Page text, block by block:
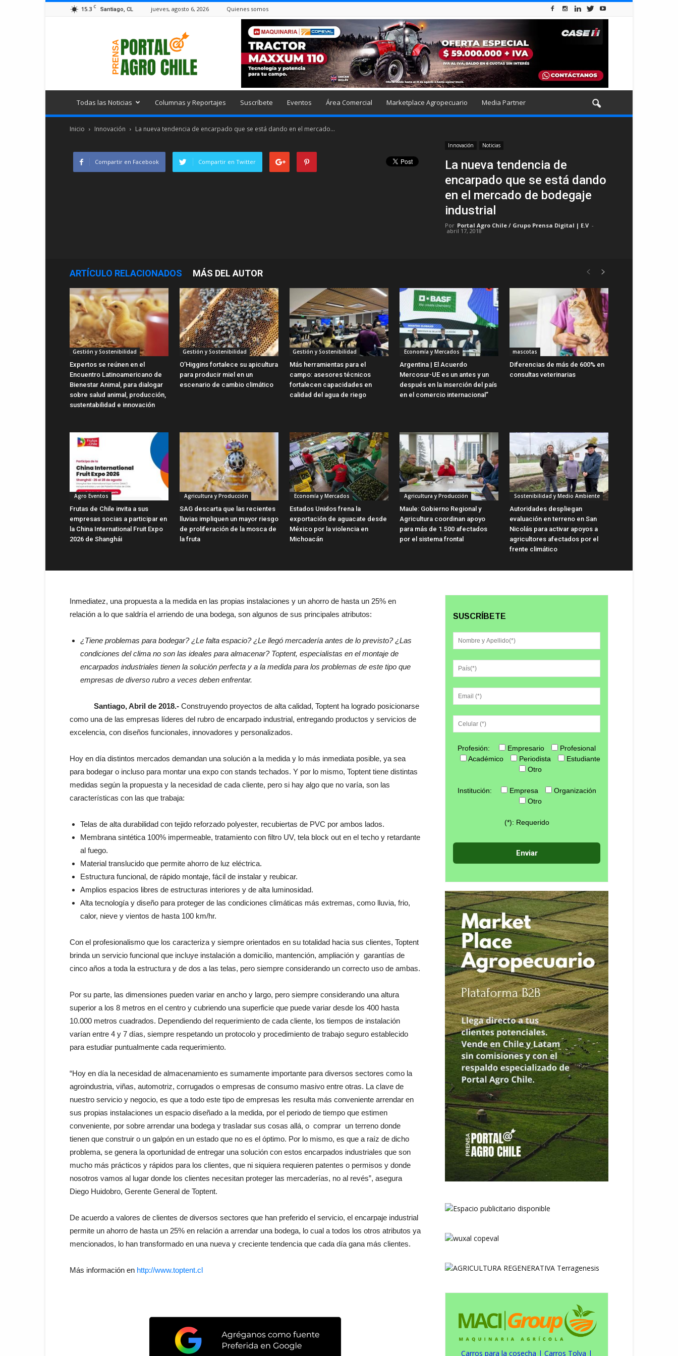
15.3 C Santiago, CL jueves, agosto 6, 2026 Quienes somos
Todas las Noticias Columnas y Reportajes Suscríbete Eventos Área Comercial Marketplace Agropecuario Media Partner
Inicio Innovación La nueva tendencia de encarpado que se está dando en el mercado...
Innovación Noticias
La nueva tendencia de
encarpado que se está dando
en el mercado de bodegaje
industrial
Por Portal Agro Chile / Grupo Prensa Digital | E.V -
abril 17, 2018
Compartir en Facebook Compartir en Twitter
ARTÍCULO RELACIONADOS MÁS DEL AUTOR
Gestión y Sostenibilidad
Expertos se reúnen en el
Encuentro Latinoamericano de
Bienestar Animal, para dialogar
sobre salud animal, producción,
sustentabilidad e innovación
Gestión y Sostenibilidad
O’Higgins fortalece su apicultura
para producir miel en un
escenario de cambio climático
Gestión y Sostenibilidad
Más herramientas para el
campo: asesores técnicos
fortalecen capacidades en
calidad del agua de riego
Economía y Mercados
Argentina | El Acuerdo
Mercosur-UE es un antes y un
después en la inserción del país
en el comercio internacional”
mascotas
Diferencias de más de 600% en
consultas veterinarias
Agro Eventos
Frutas de Chile invita a sus
empresas socias a participar en
la China International Fruit Expo
2026 de Shanghái
Agricultura y Producción
SAG descarta que las recientes
lluvias impliquen un mayor riesgo
de proliferación de la mosca de
la fruta
Economía y Mercados
Estados Unidos frena la
exportación de aguacate desde
México por la violencia en
Michoacán
Agricultura y Producción
Maule: Gobierno Regional y
Agricultura coordinan apoyo
para más de 1.500 afectados
por el sistema frontal
Sostenibilidad y Medio Ambiente
Autoridades despliegan
evaluación en terreno en San
Nicolás para activar apoyos a
agricultores afectados por el
frente climático
Inmediatez, una propuesta a la medida en las propias instalaciones y un ahorro de hasta un 25% en
relación a lo que saldría el arriendo de una bodega, son algunos de sus principales atributos:
¿Tiene problemas para bodegar? ¿Le falta espacio? ¿Le llegó mercadería antes de lo previsto? ¿Las
condiciones del clima no son las ideales para almacenar? Toptent, especialistas en el montaje de
encarpados industriales tienen la solución perfecta y a la medida para los problemas de este tipo que
empresas de diverso rubro a veces deben enfrentar.
Santiago, Abril de 2018.- Construyendo proyectos de alta calidad, Toptent ha logrado posicionarse
como una de las empresas líderes del rubro de encarpado industrial, entregando productos y servicios de
excelencia, con diseños funcionales, innovadores y personalizados.
Hoy en día distintos mercados demandan una solución a la medida y lo más inmediata posible, ya sea
para bodegar o incluso para montar una expo con stands techados. Y por lo mismo, Toptent tiene distintas
medidas según la propuesta y la necesidad de cada cliente, pero si hay algo que no varía, son las
características con las que trabaja:
Telas de alta durabilidad con tejido reforzado polyester, recubiertas de PVC por ambos lados.
Membrana sintética 100% impermeable, tratamiento con filtro UV, tela block out en el techo y retardante
al fuego.
Material translucido que permite ahorro de luz eléctrica.
Estructura funcional, de rápido montaje, fácil de instalar y reubicar.
Amplios espacios libres de estructuras interiores y de alta luminosidad.
Alta tecnología y diseño para proteger de las condiciones climáticas más extremas, como lluvia, frio,
calor, nieve y vientos de hasta 100 km/hr.
Con el profesionalismo que los caracteriza y siempre orientados en su totalidad hacia sus clientes, Toptent
brinda un servicio funcional que incluye instalación a domicilio, mantención, ampliación y garantías de
cinco años a toda la estructura y de dos a las telas, pero siempre considerando un correcto uso de ambas.
Por su parte, las dimensiones pueden variar en ancho y largo, pero siempre considerando una altura
superior a los 8 metros en el centro y cubriendo una superficie que puede variar desde los 400 hasta
10.000 metros cuadrados. Dependiendo del requerimiento de cada cliente, los tiempos de instalación
varían entre 4 y 7 días, siempre respetando un protocolo y procedimiento de trabajo seguro establecido
para estudiar puntualmente cada requerimiento.
“Hoy en día la necesidad de almacenamiento es sumamente importante para diversos sectores como la
agroindustria, viñas, automotriz, corrugados o empresas de consumo masivo entre otras. La clave de
nuestro servicio y negocio, es que a todo este tipo de empresas les resulta más conveniente arrendar en
sus propias instalaciones un espacio diseñado a la medida, por el periodo de tiempo que estimen
conveniente, por sobre arrendar una bodega y trasladar sus cosas allá, o comprar un terreno donde
tienen que construir o un galpón en un estado que no es el óptimo. Por lo mismo, es que a raíz de dicho
problema, se genera la oportunidad de entregar una solución con estos encarpados industriales que son
mucho más prácticos y rápidos para los clientes, que ni siquiera requieren patentes o permisos y donde
nosotros vamos al lugar donde los clientes necesitan proteger las mercaderías, no al revés”, asegura
Diego Huidobro, Gerente General de Toptent.
De acuerdo a valores de clientes de diversos sectores que han preferido el servicio, el encarpaje industrial
permite un ahorro de hasta un 25% en relación a arrendar una bodega, lo cual a todos los otros atributos ya
mencionados, lo han transformado en una nueva y creciente tendencia que cada día gana más clientes.
Más información en http://www.toptent.cl
SUSCRÍBETE
Profesión: Empresario
Profesional
Académico
Periodista
Estudiante
Otro
Institución: Empresa
Organización
Otro
(*): Requerido
Carros para la cosecha | Carros Tolva |